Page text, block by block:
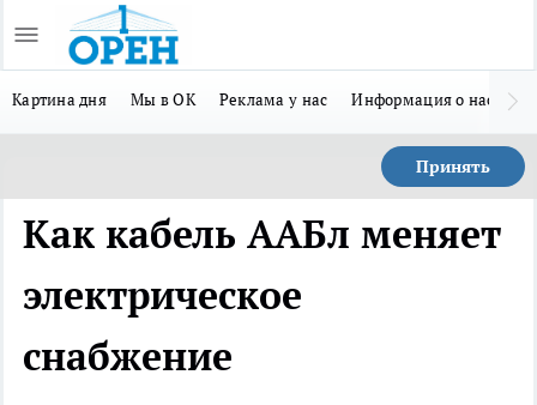
Картина дня Мы в ОК Реклама у нас Информация о нас
Принять
Как кабель ААБл меняет
электрическое
снабжение